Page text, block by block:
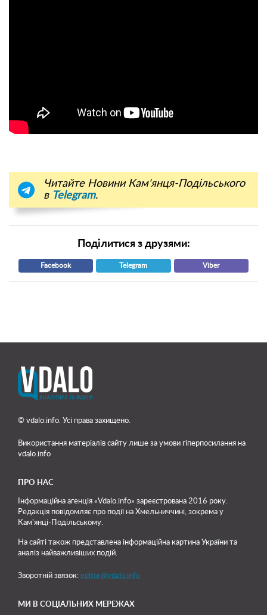
Читайте Новини Кам'янця-Подільського
в Telegram.
Поділитися з друзями:
Facebook Telegram Viber
© vdalo.info. Усі права захищено.
Використання матеріалів сайту лише за умови гіперпосилання на
vdalo.info
ПРО НАС
Інформаційна агенція «Vdalo.info» зареєстрована 2016 року.
Редакція повідомляє про події на Хмельниччині, зокрема у
Кам'янці-Подільському.
На сайті також представлена інформаційна картина України та
аналіз найважливіших подій.
Зворотній звязок: editor@vdalo.info
МИ В СОЦІАЛЬНИХ МЕРЕЖАХ